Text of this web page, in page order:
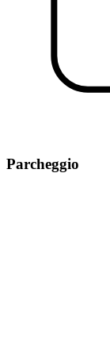
Parcheggio